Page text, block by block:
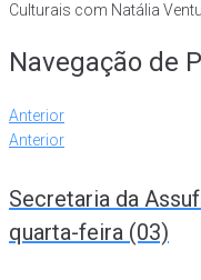
Culturais com Natália
Navegação de
Anterior
Anterior
Secretaria da
quarta-feira (03)